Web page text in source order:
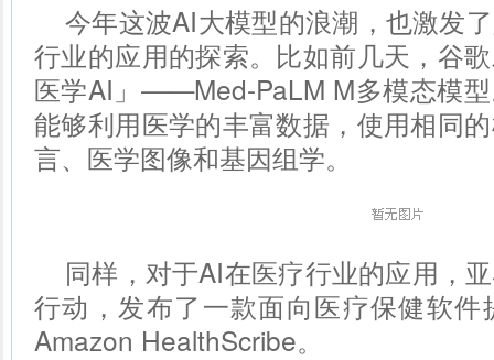
今年这波AI大模型的浪潮，也激发
行业的应用的探索。比如前几天，谷
医学AI」——Med-PaLM M多模态模
能够利用医学的丰富数据，使用相同
言、医学图像和基因组学。
同样，对于AI在医疗行业的应用，
行动，发布了一款面向医疗保健软
Amazon HealthScribe。